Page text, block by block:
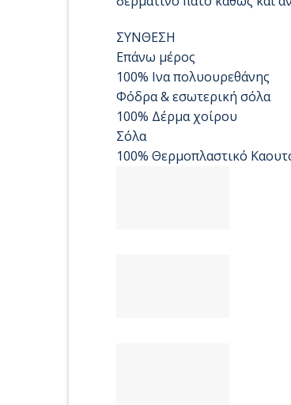
ΣΥΝΘΕΣΗ
Επάνω μέρος
100% Ινα πολυουρεθάνης
Φόδρα & εσωτερική σόλα
100% Δέρμα χοίρου
Σόλα
100% Θερμοπλαστικό